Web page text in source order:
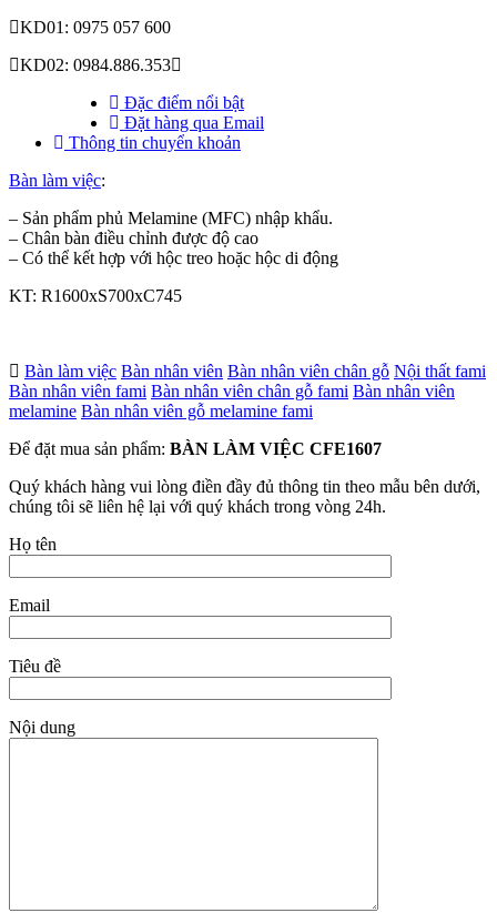
KD01: 0975 057 600
KD02: 0984.886.353
Đặc điểm nổi bật
Đặt hàng qua Email
Thông tin chuyển khoản
Bàn làm việc:
– Sản phẩm phủ Melamine (MFC) nhập khẩu.
– Chân bàn điều chỉnh được độ cao
– Có thể kết hợp với hộc treo hoặc hộc di động
KT: R1600xS700xC745
Bàn làm việc Bàn nhân viên Bàn nhân viên chân gỗ Nội thất fami
Bàn nhân viên fami Bàn nhân viên chân gỗ fami Bàn nhân viên
melamine Bàn nhân viên gỗ melamine fami
Để đặt mua sản phẩm: BÀN LÀM VIỆC CFE1607
Quý khách hàng vui lòng điền đầy đủ thông tin theo mẫu bên dưới,
chúng tôi sẽ liên hệ lại với quý khách trong vòng 24h.
Họ tên
Email
Tiêu đề
Nội dung